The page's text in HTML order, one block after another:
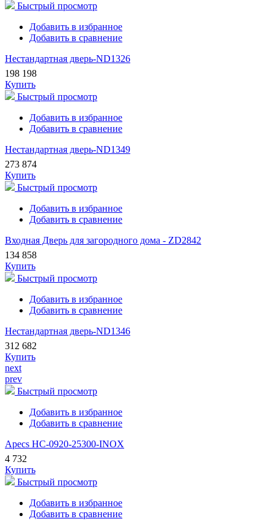
Быстрый просмотр
Добавить в избранное
Добавить в сравнение
Нестандартная дверь-ND1326
198 198
Купить
Быстрый просмотр
Добавить в избранное
Добавить в сравнение
Нестандартная дверь-ND1349
273 874
Купить
Быстрый просмотр
Добавить в избранное
Добавить в сравнение
Входная Дверь для загородного дома - ZD2842
134 858
Купить
Быстрый просмотр
Добавить в избранное
Добавить в сравнение
Нестандартная дверь-ND1346
312 682
Купить
next
prev
Быстрый просмотр
Добавить в избранное
Добавить в сравнение
Apecs HC-0920-25300-INOX
4 732
Купить
Быстрый просмотр
Добавить в избранное
Добавить в сравнение